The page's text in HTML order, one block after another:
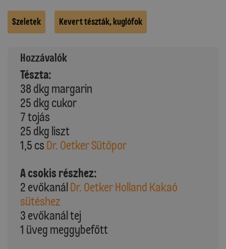
Szeletek Kevert tészták, kuglófok
Hozzávalók
Tészta:
38 dkg margarin
25 dkg cukor
7 tojás
25 dkg liszt
1,5 cs Dr. Oetker Sütőpor
A csokis részhez:
2 evőkanálDr. Oetker Holland Kakaó
sütéshez
3 evőkanál tej
1 üveg meggybefőtt